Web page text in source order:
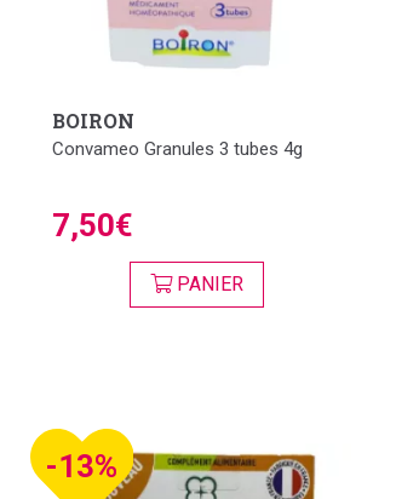
BOIRON
Convameo Granules 3 tubes 4g
7,50€
PANIER
-13%